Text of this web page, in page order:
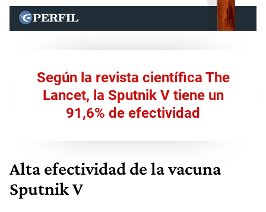
Según la revista científica The
Lancet, la Sputnik V tiene un
91,6% de efectividad
Alta efectividad de la vacuna
Sputnik V